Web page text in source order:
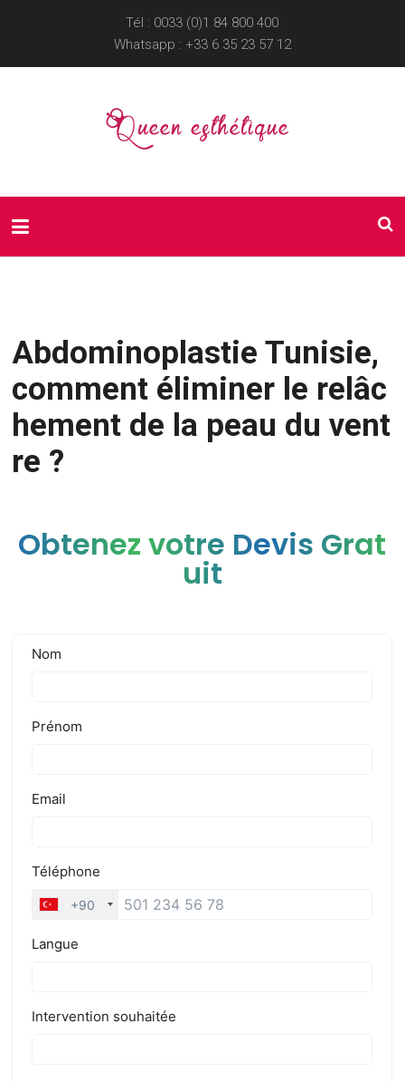
Tél : 0033 (0)1 84 800 400
Whatsapp : +33 6 35 23 57 12
Abdominoplastie Tunisie,
comment éliminer le relâc
hement de la peau du vent
re ?
Obtenez votre Devis Grat
uit